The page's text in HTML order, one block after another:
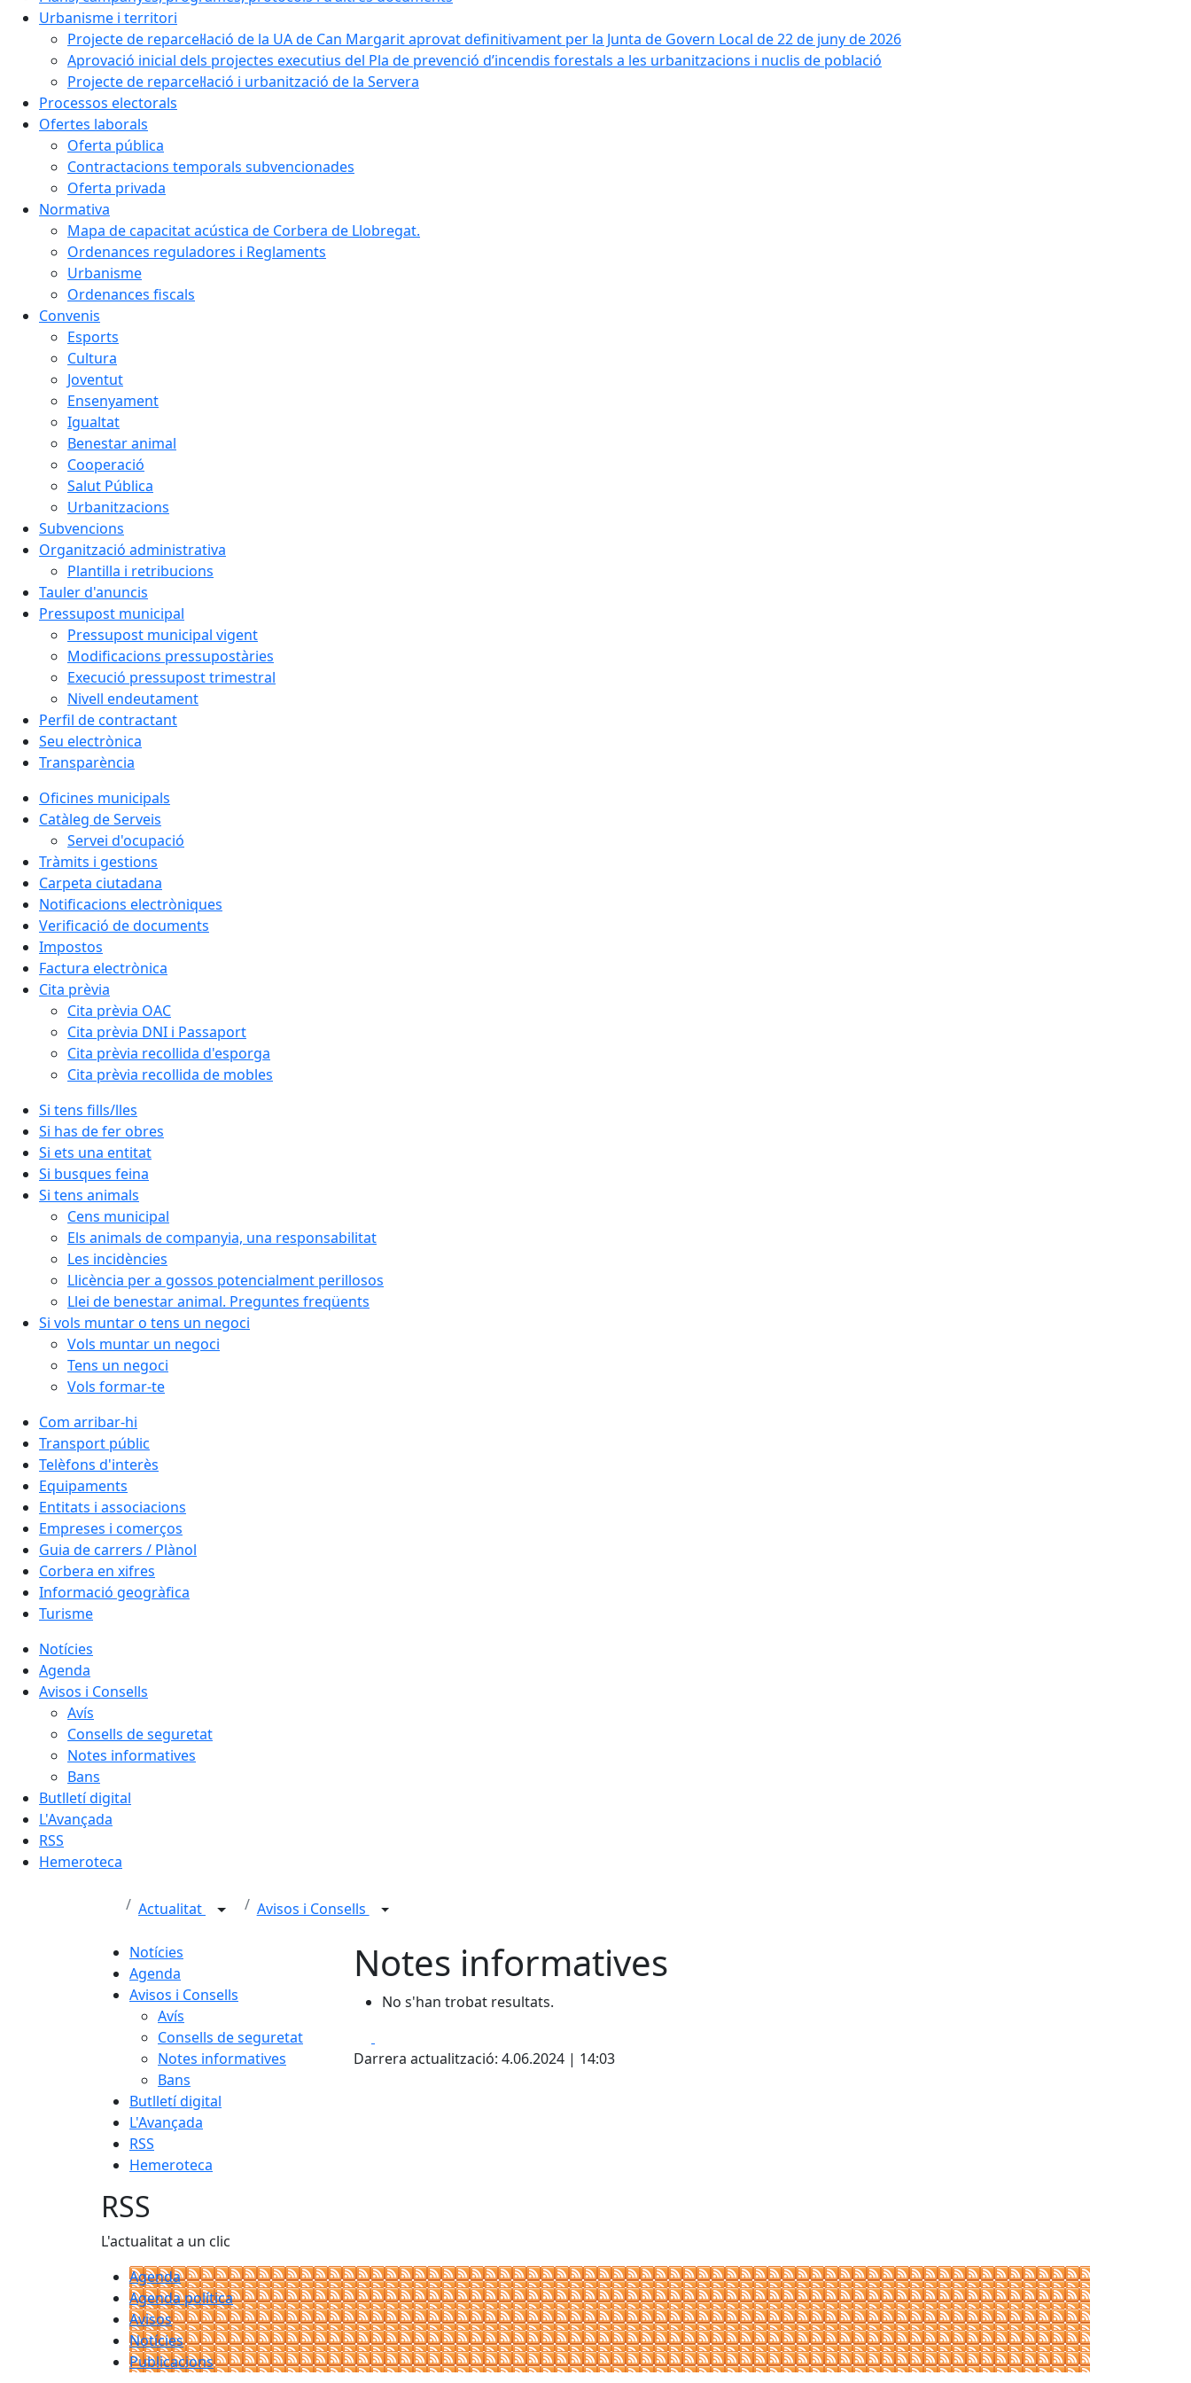
Urbanisme i territori
Projecte de reparcel·lació de la UA de Can Margarit aprovat definitivament per la Junta de Govern Local de 22 de juny de 2026
Aprovació inicial dels projectes executius del Pla de prevenció d’incendis forestals a les urbanitzacions i nuclis de població
Projecte de reparcel·lació i urbanització de la Servera
Processos electorals
Ofertes laborals
Oferta pública
Contractacions temporals subvencionades
Oferta privada
Normativa
Mapa de capacitat acústica de Corbera de Llobregat.
Ordenances reguladores i Reglaments
Urbanisme
Ordenances fiscals
Convenis
Esports
Cultura
Joventut
Ensenyament
Igualtat
Benestar animal
Cooperació
Salut Pública
Urbanitzacions
Subvencions
Organització administrativa
Plantilla i retribucions
Tauler d'anuncis
Pressupost municipal
Pressupost municipal vigent
Modificacions pressupostàries
Execució pressupost trimestral
Nivell endeutament
Perfil de contractant
Seu electrònica
Transparència
Oficines municipals
Catàleg de Serveis
Servei d'ocupació
Tràmits i gestions
Carpeta ciutadana
Notificacions electròniques
Verificació de documents
Impostos
Factura electrònica
Cita prèvia
Cita prèvia OAC
Cita prèvia DNI i Passaport
Cita prèvia recollida d'esporga
Cita prèvia recollida de mobles
Si tens fills/lles
Si has de fer obres
Si ets una entitat
Si busques feina
Si tens animals
Cens municipal
Els animals de companyia, una responsabilitat
Les incidències
Llicència per a gossos potencialment perillosos
Llei de benestar animal. Preguntes freqüents
Si vols muntar o tens un negoci
Vols muntar un negoci
Tens un negoci
Vols formar-te
Com arribar-hi
Transport públic
Telèfons d'interès
Equipaments
Entitats i associacions
Empreses i comerços
Guia de carrers / Plànol
Corbera en xifres
Informació geogràfica
Turisme
Notícies
Agenda
Avisos i Consells
Avís
Consells de seguretat
Notes informatives
Bans
Butlletí digital
L'Avançada
RSS
Hemeroteca
Actualitat Avisos i Consells
Notícies
Agenda
Avisos i Consells
Avís
Consells de seguretat
Notes informatives
Bans
Butlletí digital
L'Avançada
RSS
Hemeroteca
Notes informatives
No s'han trobat resultats.
Darrera actualització: 4.06.2024 | 14:03
RSS
L'actualitat a un clic
Agenda
Agenda política
Avisos
Notícies
Publicacions